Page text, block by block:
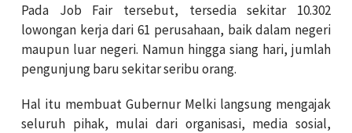
Pada Job Fair tersebut, tersedia sekitar 10.302
lowongan kerja dari 61 perusahaan, baik dalam negeri
maupun luar negeri. Namun hingga siang hari, jumlah
pengunjung baru sekitar seribu orang.
Hal itu membuat Gubernur Melki langsung mengajak
seluruh pihak, mulai dari organisasi, media sosial,